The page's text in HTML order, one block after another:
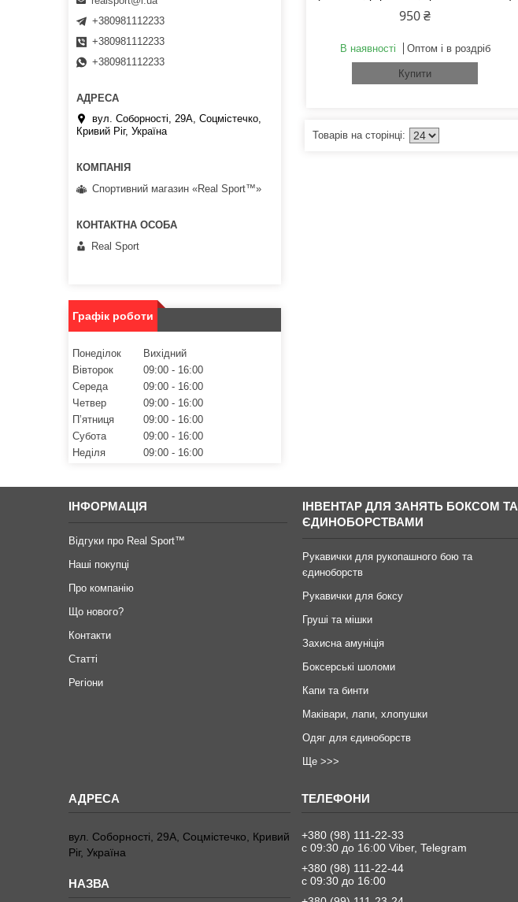
950 ₴
В наявності Оптом і в роздріб
Купити
+380981112233
+380981112233
+380981112233
вул. Соборності, 29А, Соцмістечко,
Кривий Ріг, Україна
Спортивний магазин «Real Sport™»
Real Sport
Графік роботи
Понеділок
Вихідний
Вівторок
09:00
16:00
Середа
09:00
16:00
Четвер
09:00
16:00
Пʼятниця
09:00
16:00
Субота
09:00
16:00
Неділя
09:00 16:00
ІНФОРМАЦІЯ
Відгуки про Real Sport™
Наші покупці
Про компанію
Що нового?
Контакти
Статті
Регіони
ІНВЕНТАР ДЛЯ ЗАНЯТЬ БОКСОМ ТА
ЄДИНОБОРСТВАМИ
Рукавички для рукопашного бою та
єдиноборств
Рукавички для боксу
Груші та мішки
Захисна амуніція
Боксерські шоломи
Капи та бинти
Маківари, лапи, хлопушки
Одяг для єдиноборств
Ще >>>
вул. Соборності, 29А, Соцмістечко, Кривий
Ріг, Україна
+380 (98) 111-22-33
с 09:30 до 16:00 Viber, Telegram
+380 (98) 111-22-44
с 09:30 до 16:00